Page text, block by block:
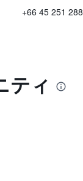
+66 45 251 288
ティ